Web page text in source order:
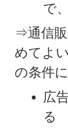
で
⇒通信販
めてよ
の条件
広
る